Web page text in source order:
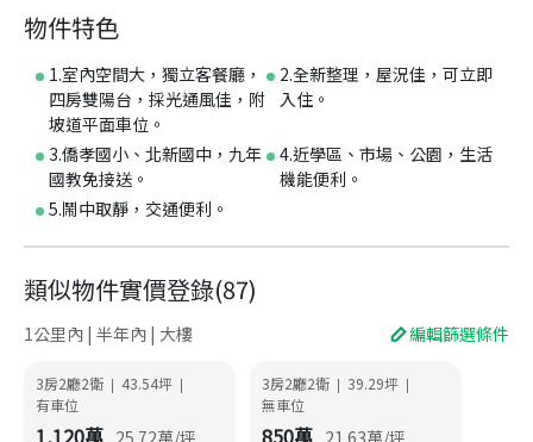
物件特色
1.室內空間大，獨立客餐廳，
四房雙陽台，採光通風佳，附
坡道平面車位。
2.全新整理，屋況佳，可立即
入住。
3.僑孝國小、北新國中，九年
國教免接送。
4.近學區、市場、公園，生活
機能便利。
5.鬧中取靜，交通便利。
類似物件實價登錄(87)
1公里內 | 半年內 | 大樓 編輯篩選條件
3房2廳2衛 | 43.54坪 |
有車位
3房2廳2衛 | 39.29坪 |
無車位